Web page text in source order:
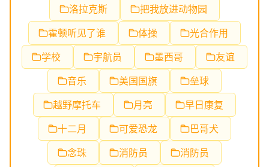
洛拉克斯
把我放进动物园
霍顿听见了谁
体操
光合作用
学校
宇航员 墨西哥
友谊
音乐
美国国旗
垒球
越野摩托车
月亮
早日康复
十二月
可爱恐龙
巴哥犬
念珠
消防员
消防员